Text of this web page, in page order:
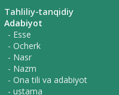
Tahliliy-tanqidiy
Adabiyot
- Esse
- Ocherk
- Nasr
- Nazm
- Ona tili va adabiyot
- ustama